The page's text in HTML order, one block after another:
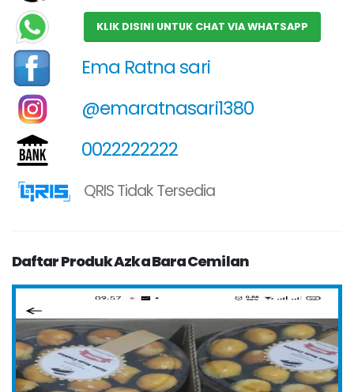
KLIK DISINI UNTUK CHAT VIA WHATSAPP
Ema Ratna sari
@emaratnasari1380
0022222222
QRIS Tidak Tersedia
Daftar Produk Azka Bara Cemilan